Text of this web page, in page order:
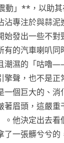
動」**，以助其
沾專注於與蒜泥
始發出一些不對
有的汽車喇叭同
潮濕的「咕嚕
擎聲，也不是正
一個巨大的、消
著眉頭，這嚴重
。他決定出去
了一張髒兮兮的